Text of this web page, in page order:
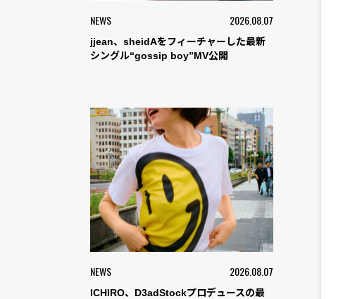
NEWS 2026.08.07
jjean、sheidAをフィーチャーした最新
シングル“gossip boy”MV公開
NEWS 2026.08.07
ICHIRO、D3adStockプロデュースの最